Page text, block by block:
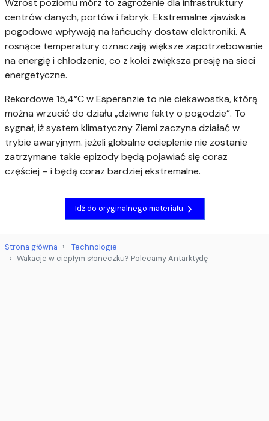
centrów danych, portów i fabryk. Ekstremalne zjawiska
pogodowe wpływają na łańcuchy dostaw elektroniki. A
rosnące temperatury oznaczają większe zapotrzebowanie
na energię i chłodzenie, co z kolei zwiększa presję na sieci
energetyczne.
Rekordowe 15,4°C w Esperanzie to nie ciekawostka, którą
można wrzucić do działu „dziwne fakty o pogodzie”. To
sygnał, iż system klimatyczny Ziemi zaczyna działać w
trybie awaryjnym. jeżeli globalne ocieplenie nie zostanie
zatrzymane takie epizody będą pojawiać się coraz
częściej – i będą coraz bardziej ekstremalne.
Idź do oryginalnego materiału
Strona główna
Technologie
Wakacje w ciepłym słoneczku? Polecamy Antarktydę